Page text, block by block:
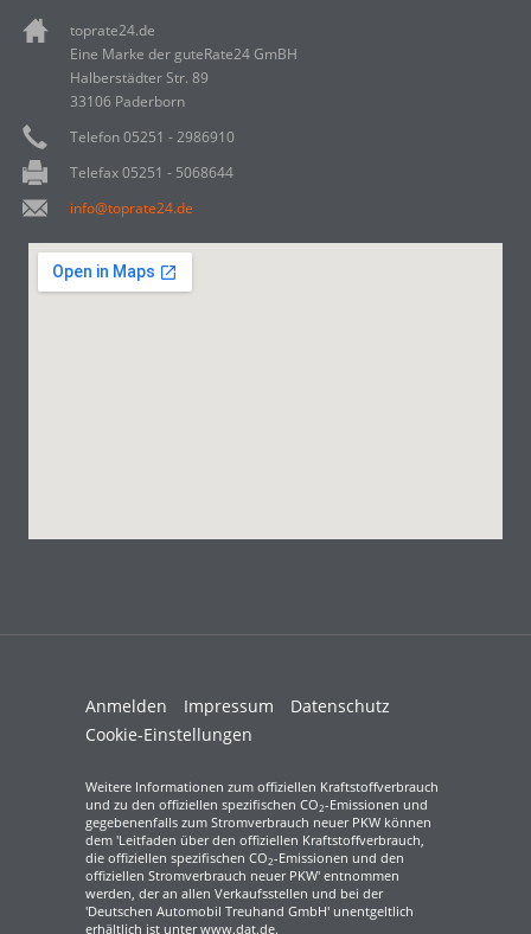
toprate24.de
Eine Marke der guteRate24 GmBH
Halberstädter Str. 89
33106 Paderborn
Telefon 05251 - 2986910
Telefax 05251 - 5068644
info@toprate24.de
Anmelden Impressum
Datenschutz
Cookie-Einstellungen
Weitere Informationen zum offiziellen Kraftstoffverbrauch
und zu den offiziellen spezifischen CO2-Emissionen und
gegebenenfalls zum Stromverbrauch neuer PKW können
dem 'Leitfaden über den offiziellen Kraftstoffverbrauch,
die offiziellen spezifischen CO2-Emissionen und den
offiziellen Stromverbrauch neuer PKW' entnommen
werden, der an allen Verkaufsstellen und bei der
'Deutschen Automobil Treuhand GmbH' unentgeltlich
erhältlich ist unter www.dat.de.